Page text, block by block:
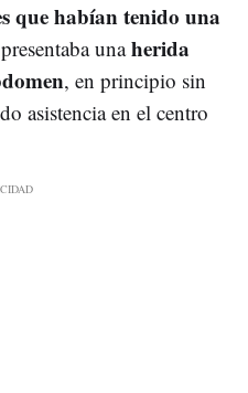
que habían tenido una
unaherida
, en principio sin
asistencia en el centro